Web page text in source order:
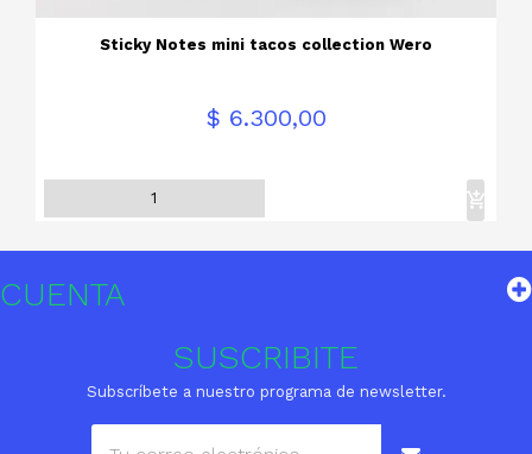
Sticky Notes mini tacos collection Wero
$ 6.300,00
CUENTA
SUSCRIBITE
Subscríbete a nuestro programa de newsletter.